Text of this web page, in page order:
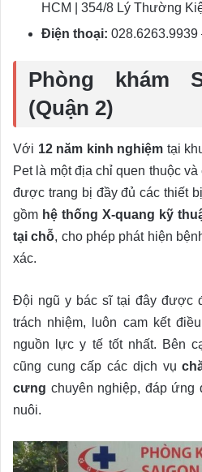
HCM | 354/8 Lý Thường
Điện thoại: 028.6263.9939
Phòng khám
(Quận 2)
Với 12 năm kinh nghiệm tại
Pet là một địa chỉ quen thuộc
được trang bị đầy đủ các thiết
gồm hệ thống X-quang kỹ
tại chỗ, cho phép phát hiện
xác.
Đội ngũ y bác sĩ tại đây được
trách nhiệm, luôn cam kết
nguồn lực y tế tốt nhất. Bên
cũng cung cấp các dịch vụ
cưng chuyên nghiệp, đáp ứng
nuôi.